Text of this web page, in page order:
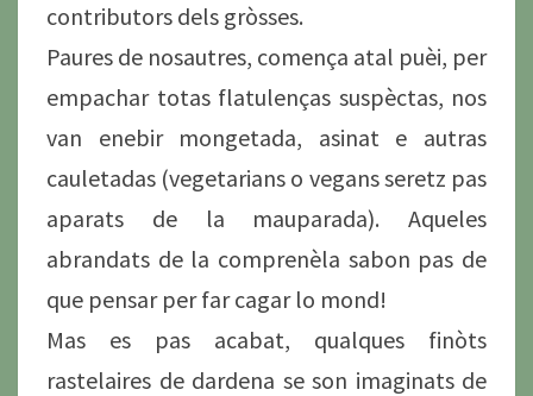
contributors dels gròsses.
Paures de nosautres, comença atal puèi, per
empachar totas flatulenças suspèctas, nos
van enebir mongetada, asinat e autras
cauletadas (vegetarians o vegans seretz pas
aparats de la mauparada). Aqueles
abrandats de la comprenèla sabon pas de
que pensar per far cagar lo mond!
Mas es pas acabat, qualques finòts
rastelaires de dardena se son imaginats de